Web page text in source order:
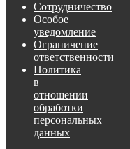
Сотрудничество
Особое
уведомление
Ограничение
ответственности
Политика
в
отношении
обработки
персональных
данных